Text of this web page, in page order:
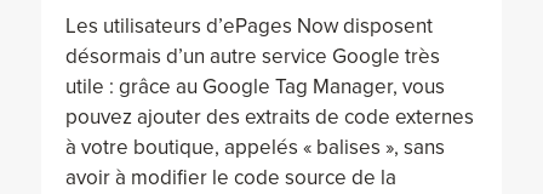
Les utilisateurs d’ePages Now disposent
désormais d’un autre service Google très
utile : grâce au Google Tag Manager, vous
pouvez ajouter des extraits de code externes
à votre boutique, appelés « balises », sans
avoir à modifier le code source de la